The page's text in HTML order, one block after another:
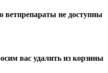
не доступны
вас удалить из корзины